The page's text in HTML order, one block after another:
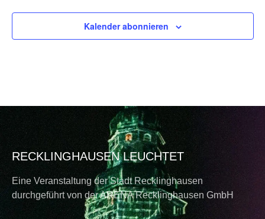
Kalender abonnieren
RECKLINGHAUSEN LEUCHTET
Eine Veranstaltung der Stadt Recklinghausen
durchgeführt von der ARENA Recklinghausen GmbH